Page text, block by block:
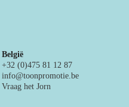
België
+32 (0)475 81 12 87
info@toonpromotie.be
Vraag het Jorn